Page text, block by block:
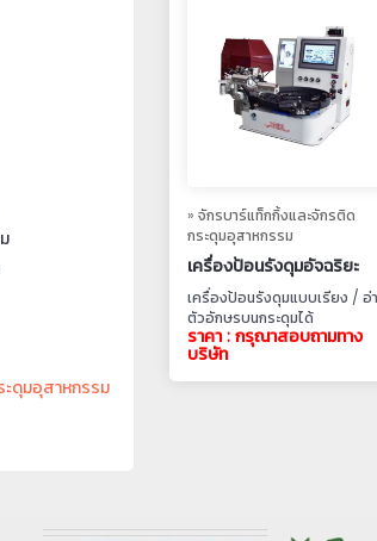
ดุมอุสาหกรรม
» จักรบาร์แท็กกิ้งและจักรติด
กระดุมอุสาหกรรม
เครื่องป้อนรังดุมอัจฉริยะ
เครื่องป้อนรังดุมแบบเรียง / อ่
ตัวอักษรบนกระดุมได้
ราคา : กรุณาสอบถามทาง
บริษัท